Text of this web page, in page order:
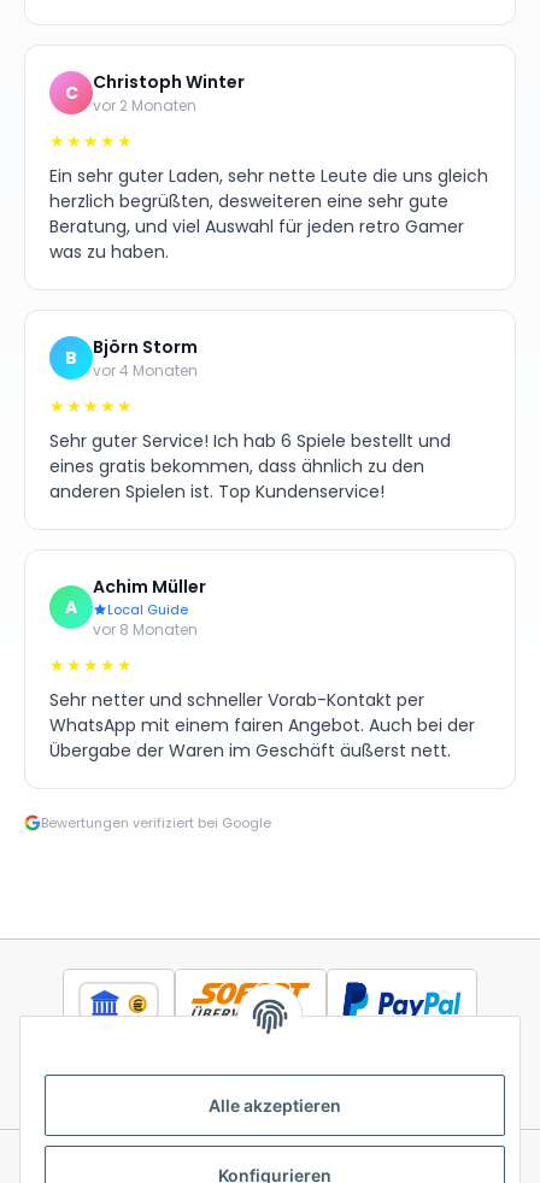
Alle akzeptieren
Konfigurieren
C Christoph Winter
vor 2 Monaten
★★★★★
Ein sehr guter Laden, sehr nette Leute die uns gleich
herzlich begrüßten, desweiteren eine sehr gute
Beratung, und viel Auswahl für jeden retro Gamer
was zu haben.
B Björn Storm
vor 4 Monaten
★★★★★
Sehr guter Service! Ich hab 6 Spiele bestellt und
eines gratis bekommen, dass ähnlich zu den
anderen Spielen ist. Top Kundenservice!
A
Achim Müller
Local Guide
vor 8 Monaten
★★★★★
Sehr netter und schneller Vorab-Kontakt per
WhatsApp mit einem fairen Angebot. Auch bei der
Übergabe der Waren im Geschäft äußerst nett.
Bewertungen verifiziert bei Google